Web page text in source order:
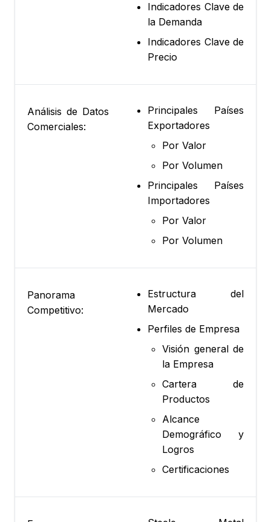
Indicadores Clave de
la Demanda
Indicadores Clave de
Precio
Análisis de Datos
Comerciales:
Principales Países
Exportadores
Por Valor
Por Volumen
Principales Países
Importadores
Por Valor
Por Volumen
Panorama
Competitivo:
Estructura del
Mercado
Perfiles de Empresa
Visión general de
la Empresa
Cartera de
Productos
Alcance
Demográfico y
Logros
Certificaciones